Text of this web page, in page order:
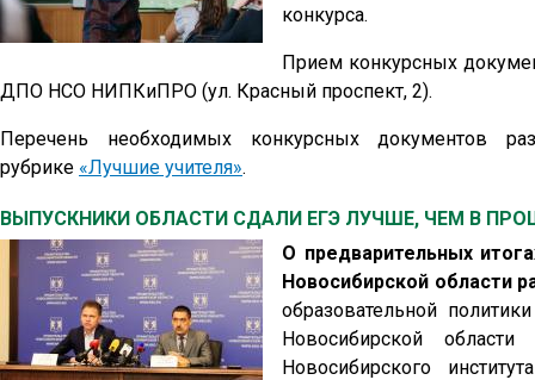
конкурса.
Прием конкурсных
ДПО НСО НИПКиПРО (ул. Красный проспект, 2).
Перечень необходимых конкурсных документов
рубрике «Лучшие учителя».
ВЫПУСКНИКИ ОБЛАСТИ СДАЛИ ЕГЭ ЛУЧШЕ, ЧЕМ В
О предварительных
Новосибирской области
образовательной
Новосибирской
Новосибирского